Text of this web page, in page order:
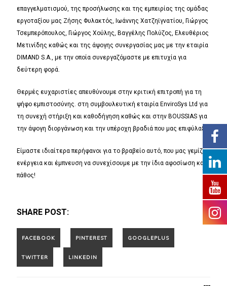
επαγγελματισμού, της προσήλωσης και της εμπειρίας της ομάδας
εργοταξίου μας Ζήσης Φυλακτός, Ιωάννης Χατζηϊγνατίου, Γιώργος
Τσεμπερόπουλος, Γιώργος Χούλης, Βαγγέλης Πολύζος, Ελευθέριος
Μετινίδης καθώς και της άψογης συνεργασίας μας με την εταιρία
DIMAND S.A., με την οποία συνεργαζόμαστε με επιτυχία για
δεύτερη φορά.
Θερμές ευχαριστίες απευθύνουμε στην κριτική επιτροπή για τη
ψήφο εμπιστοσύνης. στη συμβουλευτική εταιρία EnviroSys Ltd για
τη συνεχή στήριξη και καθοδήγηση καθώς και στην BOUSSIAS για
την άψογη διοργάνωση και την υπέροχη βραδιά που μας επιφύλαξε.
Είμαστε ιδιαίτερα περήφανοι για το βραβείο αυτό, που μας γεμίζει
ενέργεια και έμπνευση να συνεχίσουμε με την ίδια αφοσίωση και
πάθος!
SHARE POST: